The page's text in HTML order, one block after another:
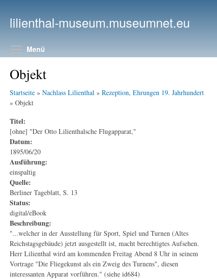
lilienthal-museum.museumnet.eu
Menü
Objekt
Startseite » Nachlass Lilienthal » Rezeption, Ehrungen 19. Jahrhundert
» Objekt
Titel:
[ohne] "Der Otto Lilienthalsche Flugapparat,"
Datum:
1895/06/20
Ausführung:
einspaltig
Quelle:
Berliner Tageblatt, S. 13
Status:
digital/eBook
Beschreibung:
"...welcher in der Ausstellung für Sport, Spiel und Turnen (Altes
Reichstagsgebäude) jetzt ausgestellt ist, macht berechtigtes Aufsehen.
Herr Lilienthal wird am kommenden Freitag Abend 8 Uhr in seinem
Vortrage "Die Fliegekunst als ein Zweig des Turnens", diesen
interessanten Apparat vorführen." (siehe id684)